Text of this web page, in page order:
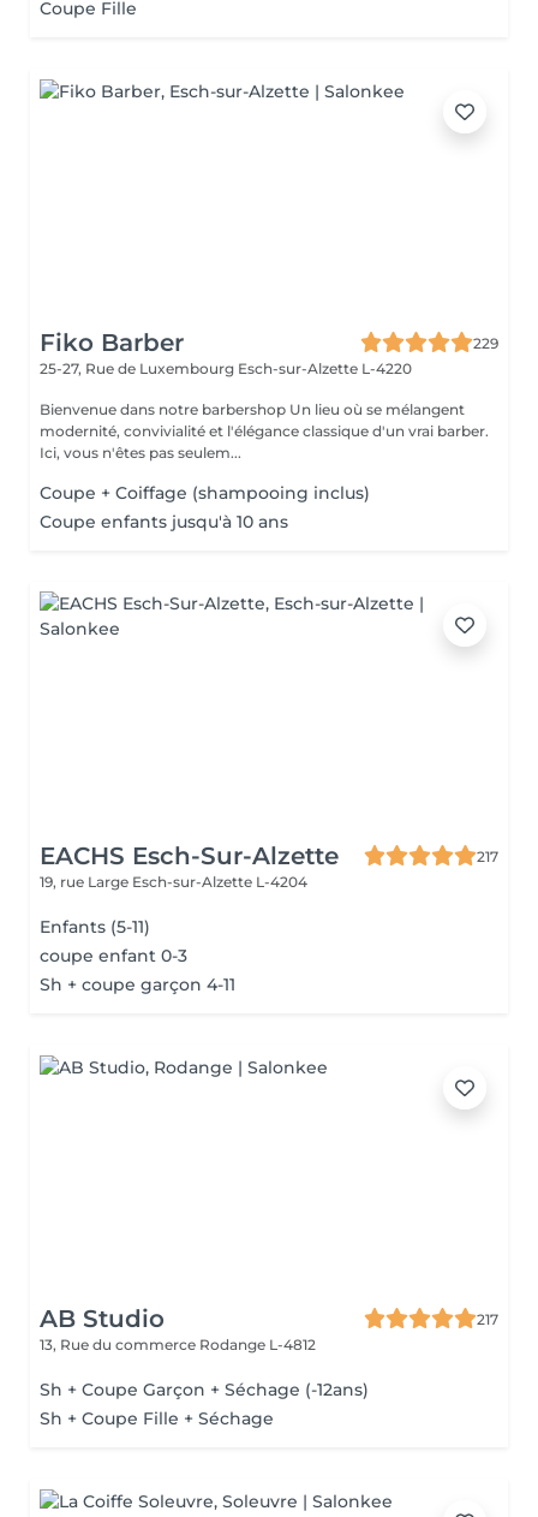
Coupe Fille
Fiko Barber
229
25-27, Rue de Luxembourg Esch-sur-Alzette L-4220
Bienvenue dans notre barbershop Un lieu où se mélangent
modernité, convivialité et l'élégance classique d'un vrai barber.
Ici, vous n'êtes pas seulem...
Coupe + Coiffage (shampooing inclus)
Coupe enfants jusqu'à 10 ans
EACHS Esch-Sur-Alzette
217
19, rue Large Esch-sur-Alzette L-4204
Enfants (5-11)
coupe enfant 0-3
Sh + coupe garçon 4-11
AB Studio
217
13, Rue du commerce Rodange L-4812
Sh + Coupe Garçon + Séchage (-12ans)
Sh + Coupe Fille + Séchage